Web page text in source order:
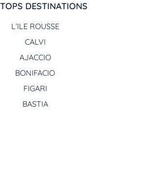
DESTINATIONS
L’ILE ROUSSE
CALVI
AJACCIO
BONIFACIO
FIGARI
BASTIA